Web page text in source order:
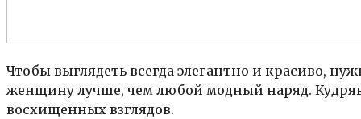
Чтобы выглядеть всегда элегантно и красиво,
женщину лучше, чем любой модный наряд.
восхищенных взглядов.